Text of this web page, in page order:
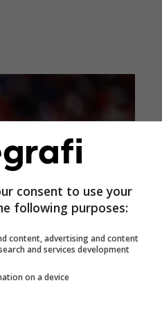
consent to use your
following purposes:
content, advertising and content
and services development
on a device